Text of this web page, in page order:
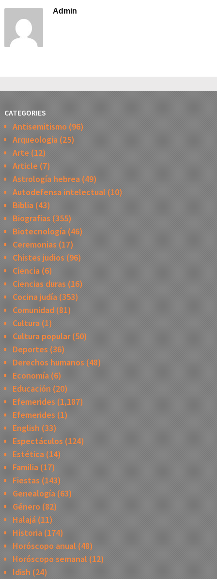
Admin
CATEGORIES
Antisemitismo (96)
Arqueologia(25)
Arte (12)
Article (7)
Astrología hebrea(49)
Autodefensa intelectual (10)
Biblia(43)
Biografias (355)
Biotecnología(46)
Ceremonias (17)
Chistes judios (96)
Ciencia(6)
Ciencias duras (16)
Cocina judía(353)
Comunidad(81)
Cultura(1)
Cultura popular(50)
Deportes (36)
Derechos humanos (48)
Economía(6)
Educación (20)
Efemerides (1,187)
Efemerides (1)
English (33)
Espectáculos (124)
Estética(14)
Familia(17)
Fiestas (143)
Genealogía(63)
Género (82)
Halajá(11)
Historia(174)
Horóscopo anual (48)
Horóscopo semanal (12)
Idish (24)